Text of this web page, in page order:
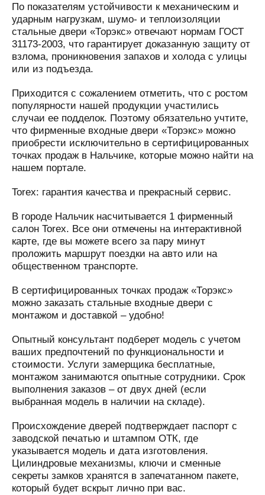
По показателям устойчивости к механическим и
ударным нагрузкам, шумо- и теплоизоляции
стальные двери «Торэкс» отвечают нормам ГОСТ
31173-2003, что гарантирует доказанную защиту от
взлома, проникновения запахов и холода с улицы
или из подъезда.
Приходится с сожалением отметить, что с ростом
популярности нашей продукции участились
случаи ее подделок. Поэтому обязательно учтите,
что фирменные входные двери «Торэкс» можно
приобрести исключительно в сертифицированных
точках продаж в Нальчике, которые можно найти на
нашем портале.
Torex: гарантия качества и прекрасный сервис.
В городе Нальчик насчитывается 1 фирменный
салон Torex. Все они отмечены на интерактивной
карте, где вы можете всего за пару минут
проложить маршрут поездки на авто или на
общественном транспорте.
В сертифицированных точках продаж «Торэкс»
можно заказать стальные входные двери с
монтажом и доставкой – удобно!
Опытный консультант подберет модель с учетом
ваших предпочтений по функциональности и
стоимости. Услуги замерщика бесплатные,
монтажом занимаются опытные сотрудники. Срок
выполнения заказов – от двух дней (если
выбранная модель в наличии на складе).
Происхождение дверей подтверждает паспорт с
заводской печатью и штампом ОТК, где
указывается модель и дата изготовления.
Цилиндровые механизмы, ключи и сменные
секреты замков хранятся в запечатанном пакете,
который будет вскрыт лично при вас.